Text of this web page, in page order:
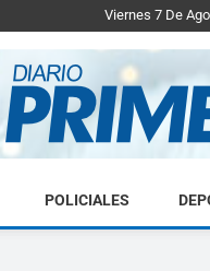
Viernes 7 De
POLICIALES